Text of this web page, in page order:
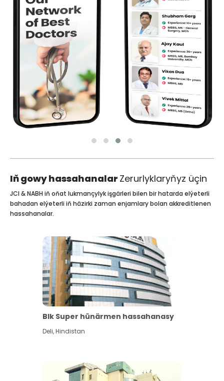
Iň gowy hassahanalar Zerurlyklaryňyz üçin
JCI & NABH iň oňat lukmançylyk işgärleri bilen bir hatarda elýeterli
bahadan elýeterli iň häzirki zaman enjamlary bolan akkreditlenen
hassahanalar.
Blk Super hünärmen hassahanasy
Deli,Hindistan